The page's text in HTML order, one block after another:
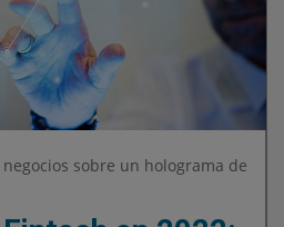
sobre un holograma de